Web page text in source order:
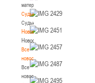
материалы
Судьи
Судьи
Новости
Новости
Все
новости
Все
новости